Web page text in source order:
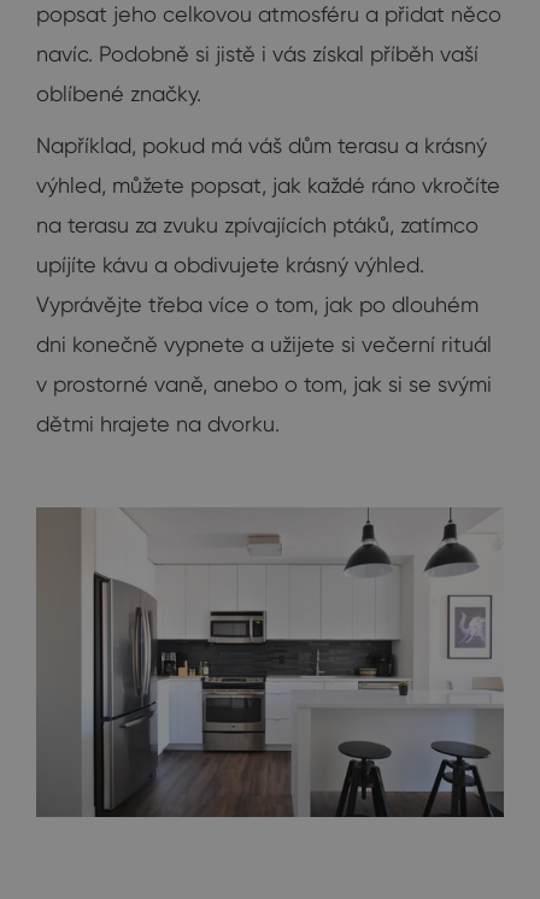
popsat jeho celkovou atmosféru a přidat něco
navíc. Podobně si jistě i vás získal příběh vaší
oblíbené značky.
Například, pokud má váš dům terasu a krásný
výhled, můžete popsat, jak každé ráno vkročíte
na terasu za zvuku zpívajících ptáků, zatímco
upíjíte kávu a obdivujete krásný výhled.
Vyprávějte třeba více o tom, jak po dlouhém
dni konečně vypnete a užijete si večerní rituál
v prostorné vaně, anebo o tom, jak si se svými
dětmi hrajete na dvorku.